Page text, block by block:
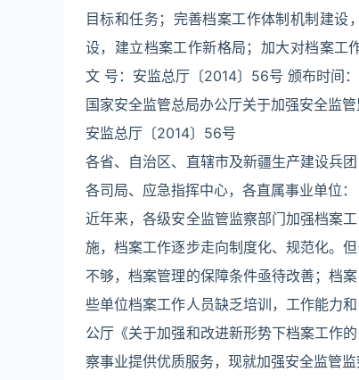
目标和任务；完善档案工作体制机制建
设，建立档案工作新格局；加大对档案工
文 号：安监总厅〔2014〕56号 颁布时间
国家安全监管总局办公厅关于加强安全监
安监总厅〔2014〕56号
各省、自治区、直辖市及新疆生产建设兵
各司局、应急指挥中心，各直属事业单位：
近年来，各级安全监管监察部门加强档案
施，档案工作逐步走向制度化、规范化。
不够，档案管理的保障条件亟待改善；档
些单位档案工作人员缺乏培训，工作能力
公厅《关于加强和改进新形势下档案工作
察事业提供优质服务，现就加强安全监管监